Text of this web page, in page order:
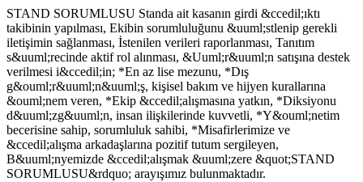
STAND SORUMLUSU Standa ait kasanın girdi &ccedil;ıktı
takibinin yapılması, Ekibin sorumluluğunu &uuml;stlenip gerekli
iletişimin sağlanması, İstenilen verileri raporlanması, Tanıtım
s&uuml;recinde aktif rol alınması, &Uuml;r&uuml;n satışına destek
verilmesi i&ccedil;in; *En az lise mezunu, *Dış
g&ouml;r&uuml;n&uuml;ş, kişisel bakım ve hijyen kurallarına
&ouml;nem veren, *Ekip &ccedil;alışmasına yatkın, *Diksiyonu
d&uuml;zg&uuml;n, insan ilişkilerinde kuvvetli, *Y&ouml;netim
becerisine sahip, sorumluluk sahibi, *Misafirlerimize ve
&ccedil;alışma arkadaşlarına pozitif tutum sergileyen,
B&uuml;nyemizde &ccedil;alışmak &uuml;zere &quot;STAND
SORUMLUSU&rdquo; arayışımız bulunmaktadır.